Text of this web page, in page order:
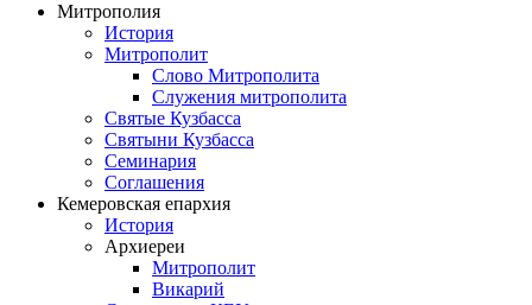
Митрополия
История
Митрополит
Слово Митрополита
Служения митрополита
Святые Кузбасса
Святыни Кузбасса
Семинария
Соглашения
Кемеровская епархия
История
Архиереи
Митрополит
Викарий